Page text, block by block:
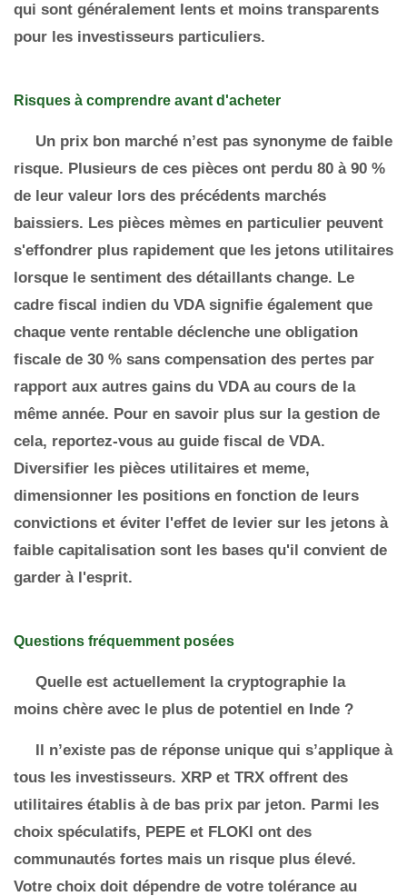
qui sont généralement lents et moins transparents
pour les investisseurs particuliers.
Risques à comprendre avant d'acheter
Un prix bon marché n’est pas synonyme de faible
risque. Plusieurs de ces pièces ont perdu 80 à 90 %
de leur valeur lors des précédents marchés
baissiers. Les pièces mèmes en particulier peuvent
s'effondrer plus rapidement que les jetons utilitaires
lorsque le sentiment des détaillants change. Le
cadre fiscal indien du VDA signifie également que
chaque vente rentable déclenche une obligation
fiscale de 30 % sans compensation des pertes par
rapport aux autres gains du VDA au cours de la
même année. Pour en savoir plus sur la gestion de
cela, reportez-vous au guide fiscal de VDA.
Diversifier les pièces utilitaires et meme,
dimensionner les positions en fonction de leurs
convictions et éviter l'effet de levier sur les jetons à
faible capitalisation sont les bases qu'il convient de
garder à l'esprit.
Questions fréquemment posées
Quelle est actuellement la cryptographie la
moins chère avec le plus de potentiel en Inde ?
Il n’existe pas de réponse unique qui s’applique à
tous les investisseurs. XRP et TRX offrent des
utilitaires établis à de bas prix par jeton. Parmi les
choix spéculatifs, PEPE et FLOKI ont des
communautés fortes mais un risque plus élevé.
Votre choix doit dépendre de votre tolérance au